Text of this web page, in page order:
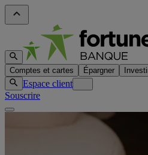
Comptes et cartes Épargner
Espace client
Souscrire